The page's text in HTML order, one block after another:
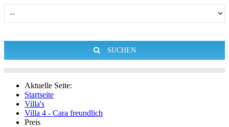
SUCHEN
Aktuelle Seite:
Startseite
Villa's
Villa 4 - Cara freundlich
Preis